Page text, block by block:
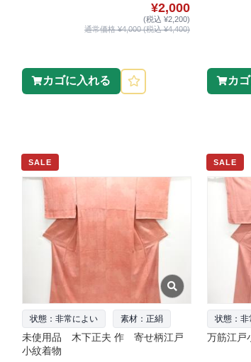
¥2,000
(税込 ¥2,200)
通常価格 ¥4,000 (税込 ¥4,400)
カゴに入れる カ
SALE
状態：非常によい 素材：正絹
未使用品 木下正夫 作 寄せ柄江戸
小紋着物
SALE
状態：
万筋江戸